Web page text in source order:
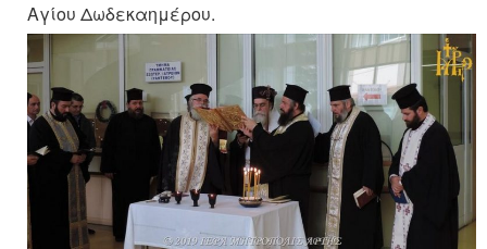
Αγίου Δωδεκαημέρου.